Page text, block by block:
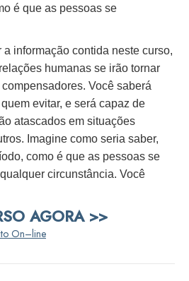
é que as pessoas se
informação contida neste curso,
humanas se irão tornar
Você saberá
evitar, e será capaz de
atascados em situações
Imagine como seria saber,
como é que as pessoas se
circunstância. Você
AGORA >>
On–line